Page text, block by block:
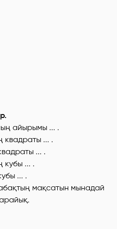
айырымы ... .
квадраты ... .
... .
кубы ... .
... .
мақсатын мынадай